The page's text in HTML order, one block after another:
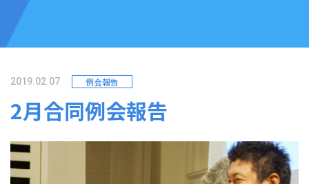
2019.02.07 例会報告
2月合同例会報告